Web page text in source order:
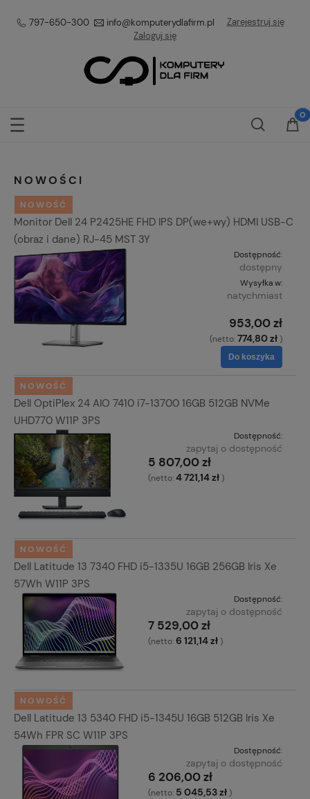
797-650-300 info@komputerydlafirm.pl
Zarejestruj się
Zaloguj się
NOWOŚCI
Monitor Dell 24 P2425HE FHD IPS DP(we+wy) HDMI USB-C
(obraz i dane) RJ-45 MST 3Y
Dostępność:
dostępny
Wysyłka w:
natychmiast
953,00 zł
(netto:774,80 zł )
Do koszyka
NOWOŚĆ
Dell OptiPlex 24 AIO 7410 i7-13700 16GB 512GB NVMe
UHD770 W11P 3PS
Dostępność:
zapytaj o dostępność
5 807,00 zł
(netto:4 721,14 zł)
NOWOŚĆ
Dell Latitude 13 7340 FHD i5-1335U 16GB 256GB Iris Xe
57Wh W11P 3PS
Dostępność:
zapytaj o dostępność
7 529,00 zł
(netto:6 121,14 zł)
NOWOŚĆ
Dell Latitude 13 5340 FHD i5-1345U 16GB 512GB Iris Xe
54Wh FPR SC W11P 3PS
Dostępność:
zapytaj o dostępność
6 206,00 zł
(netto: 5 045,53 zł)
NOWOŚĆ